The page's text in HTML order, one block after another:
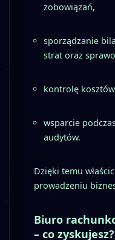
zobowiązań,
sporządzanie
strat oraz
kontrolę
wsparcie
audytów.
Dzięki temu
prowadzeniu
Biuro
– co zyskujesz?